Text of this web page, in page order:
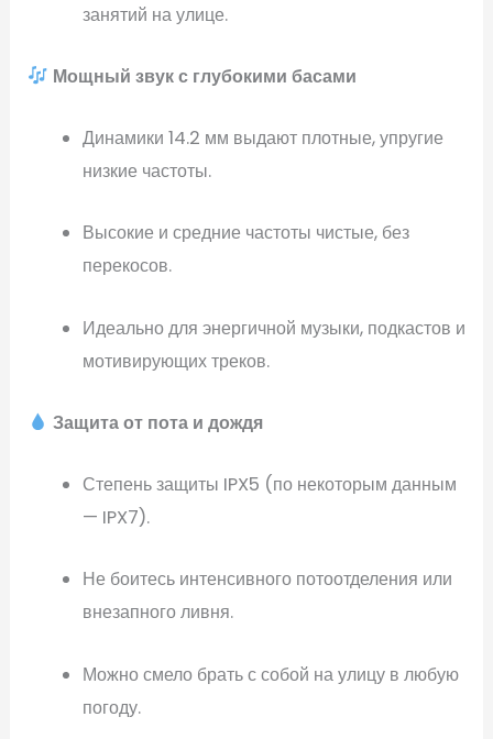
занятий на улице.
Мощный звук с глубокими басами
Динамики 14.2 мм выдают плотные, упругие
низкие частоты.
Высокие и средние частоты чистые, без
перекосов.
Идеально для энергичной музыки, подкастов и
мотивирующих треков.
Защита от пота и дождя
Степень защиты IPX5 (по некоторым данным
— IPX7).
Не боитесь интенсивного потоотделения или
внезапного ливня.
Можно смело брать с собой на улицу в любую
погоду.